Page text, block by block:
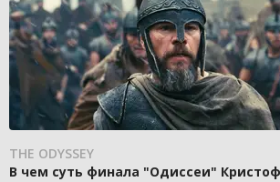
THE ODYSSEY
В чем суть финала "Одиссеи"